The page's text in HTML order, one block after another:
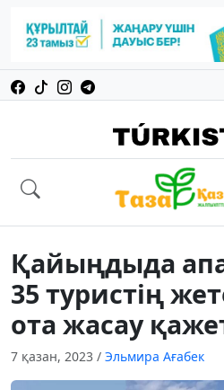
Қайыңдыда
35 туристің
ота жасау
7 қазан, 2023 / Эльмира Ағабек